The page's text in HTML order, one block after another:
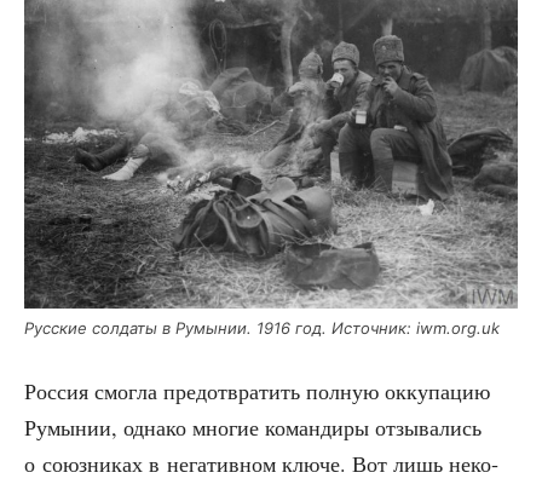
Рус­ские сол­да­ты в Румы­нии. 1916 год. Источ­ник: iwm.org.uk
Рос­сия смог­ла предот­вра­тить пол­ную окку­па­цию
Румы­нии, одна­ко мно­гие коман­ди­ры отзы­ва­лись
о союз­ни­ках в нега­тив­ном клю­че. Вот лишь неко­